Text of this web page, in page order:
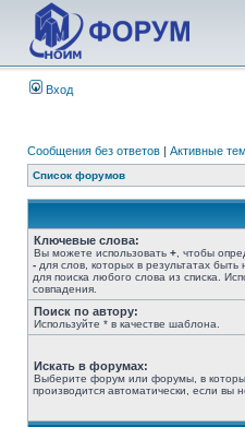
Вход
Сообщения без ответов | Активные
Список форумов
Ключевые слова:
Вы можете использовать + , чтобы
- для слов, которых в результатах
для поиска любого слова из списка.
совпадения.
Поиск по автору:
Используйте * в качестве шаблона.
Искать в форумах:
Выберите форум или форумы, в
производится автоматически, если вы